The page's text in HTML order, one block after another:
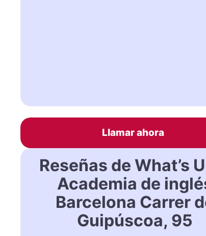
Llamar ahora
Reseñas de What’s
Academia de
Barcelona Carrer
Guipúscoa, 95